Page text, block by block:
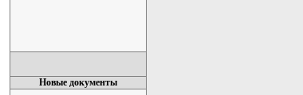
Новые документы